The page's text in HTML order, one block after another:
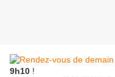
9h10 !